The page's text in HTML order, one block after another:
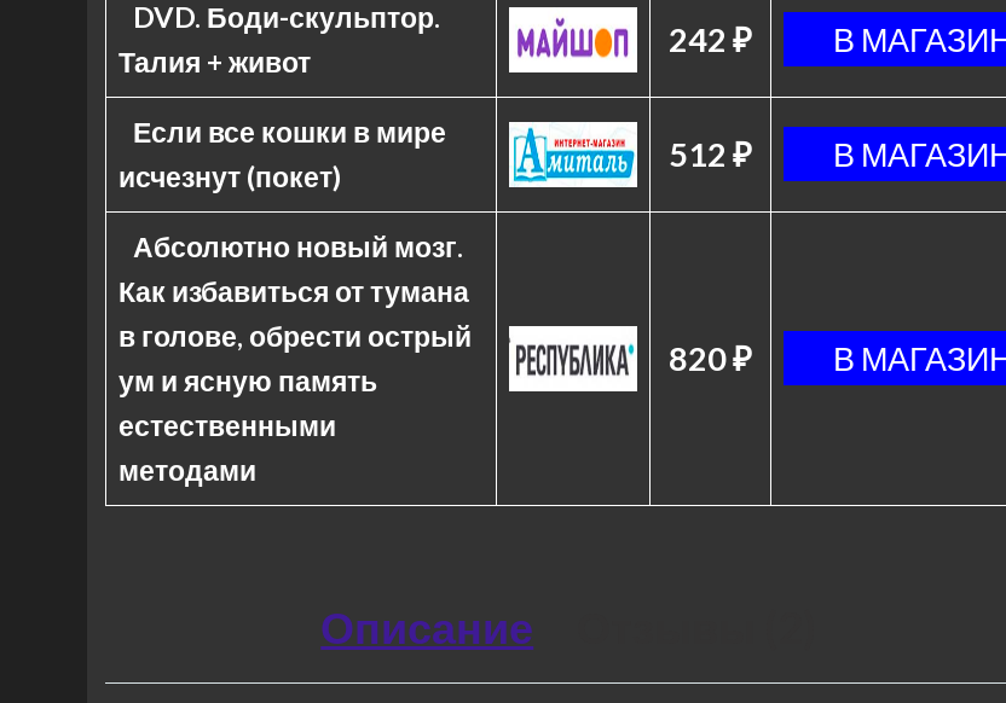
DVD. Боди-скульптор.
Талия + живот
242 ₽
Если все кошки в мире
исчезнут (покет)
512 ₽
Абсолютно новый мозг.
Как избавиться от тумана
в голове, обрести острый
ум и ясную память
естественными
методами
820 ₽
Описание